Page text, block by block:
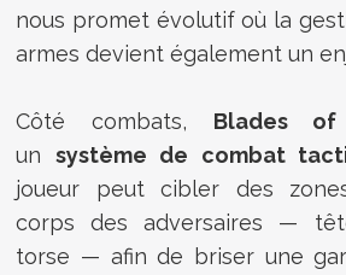
nous promet évolutif où la
armes devient également un
Côté combats, Blades
un système de combat
joueur peut cibler des
corps des adversaires —
torse — afin de briser une